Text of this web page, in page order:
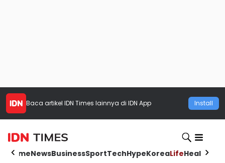
Baca artikel IDN Times lainnya di IDN App Install
HomeNewsBusinessSportTechHypeKoreaLifeHealth